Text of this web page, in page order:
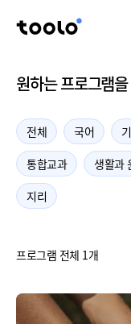
원하는 프로그램
전체 국어
통합교과
생활과
지리
프로그램 전체 1개